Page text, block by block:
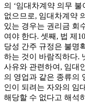
의 ‘임대차계약 의무 불
없으므로, 임대차계약
있는 경우는 권리금 회
여야 한다. 셋째, 법 제
당성 간주 규정은 불명
하는 것이 바람직하다.
사유와 관련하여, 임대
의 영업과 같은 종류의
인이 되려는 자와의 임
해당할 수 없다고 해석